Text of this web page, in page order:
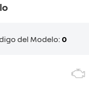
del Modelo:0